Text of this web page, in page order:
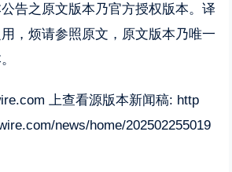
告之原文版本乃官方授权版本。译
，烦请参照原文，原文版本乃唯一
上查看源版本新闻稿: http
news/home/202502255019